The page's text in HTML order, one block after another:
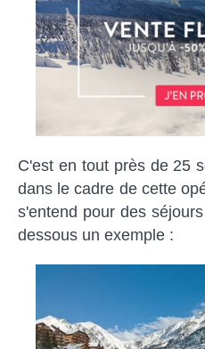
C'est en tout près de 25
dans le cadre de cette
s'entend pour des
dessous un exemple :